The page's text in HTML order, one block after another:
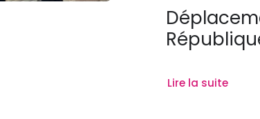
Lire la suite